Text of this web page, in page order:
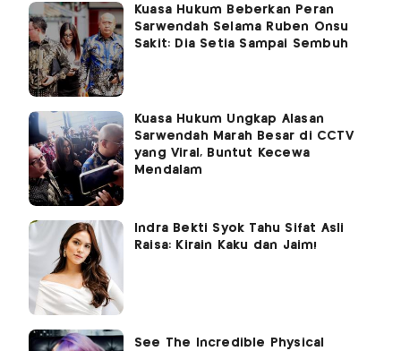
Kuasa Hukum Beberkan Peran
Sarwendah Selama Ruben Onsu
Sakit: Dia Setia Sampai Sembuh
Kuasa Hukum Ungkap Alasan
Sarwendah Marah Besar di CCTV
yang Viral, Buntut Kecewa
Mendalam
Indra Bekti Syok Tahu Sifat Asli
Raisa: Kirain Kaku dan Jaim!